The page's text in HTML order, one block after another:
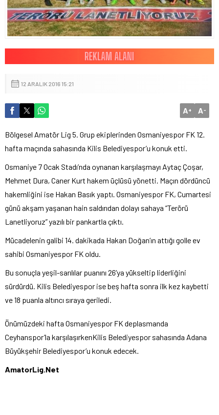
12 ARALIK 2016 15:21
A+ A-
Bölgesel Amatör Lig 5. Grup ekiplerinden Osmaniyespor FK 12.
hafta maçında sahasında Kilis Belediyespor’u konuk etti.
Osmaniye 7 Ocak Stadı’nda oynanan karşılaşmayı Aytaç Çoşar,
Mehmet Dura, Caner Kurt hakem üçlüsü yönetti. Maçın dördüncü
hakemliğini ise Hakan Basık yaptı. Osmaniyespor FK, Cumartesi
günü akşam yaşanan hain saldırıdan dolayı sahaya “Terörü
Lanetliyoruz” yazılı bir pankartla çıktı.
Mücadelenin galibi 14. dakikada Hakan Doğan’ın attığı golle ev
sahibi Osmaniyespor FK oldu.
Bu sonuçla yeşil-sarılılar puanını 26’ya yükseltip liderliğini
sürdürdü. Kilis Belediyespor ise beş hafta sonra ilk kez kaybetti
ve 18 puanla altıncı sıraya geriledi.
Önümüzdeki hafta Osmaniyespor FK deplasmanda
Ceyhanspor’la karşılaşırkenKilis Belediyespor sahasında Adana
Büyükşehir Belediyespor’u konuk edecek.
AmatorLig.Net